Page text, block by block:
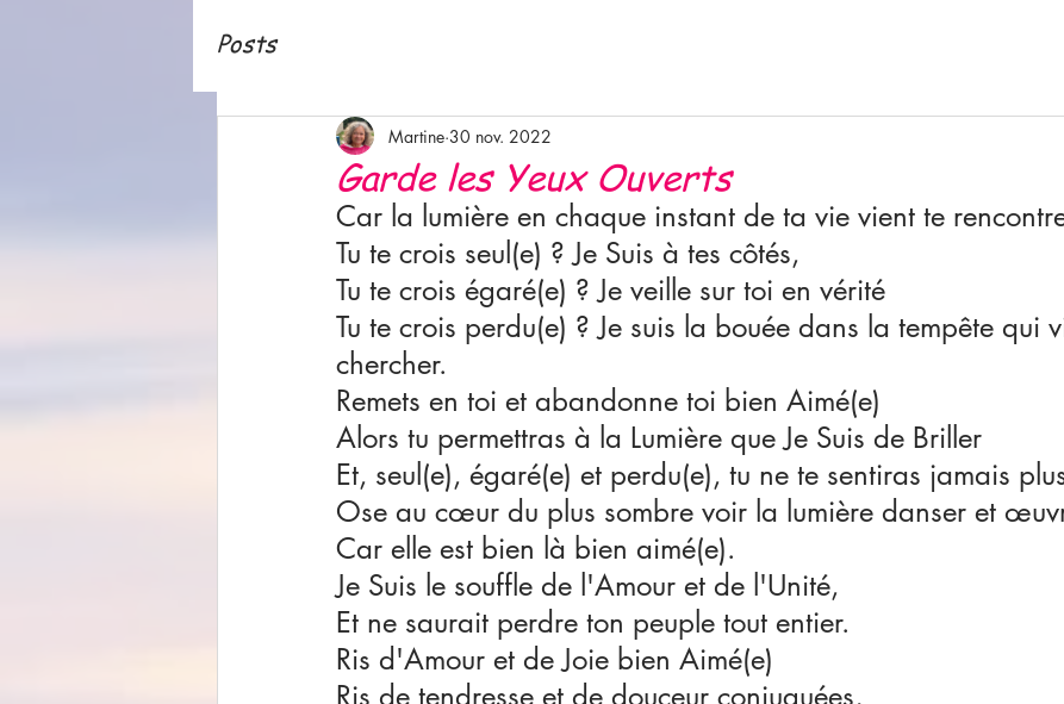
Posts
Garde les Yeux Ouverts
Martine 30 nov. 2022
Car la lumière en chaque instant de ta vie vient te
Tu te crois seul(e) ? Je Suis à tes côtés,
Tu te crois égaré(e) ? Je veille sur toi en vérité
Tu te crois perdu(e) ? Je suis la bouée dans la tempête qui
chercher.
Remets en toi et abandonne toi bien Aimé(e)
Alors tu permettras à la Lumière que Je Suis de Briller
Et, seul(e), égaré(e) et perdu(e), tu ne te sentiras jamais
Ose au cœur du plus sombre voir la lumière danser et
Car elle est bien là bien aimé(e).
Je Suis le souffle de l'Amour et de l'Unité,
Et ne saurait perdre ton peuple tout entier.
Ris d'Amour et de Joie bien Aimé(e)
Ris de tendresse et de douceur conjuguées,